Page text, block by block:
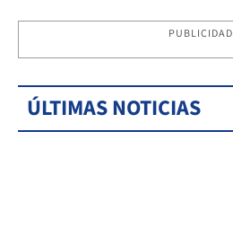
PUBLICIDAD
ÚLTIMAS NOTICIAS